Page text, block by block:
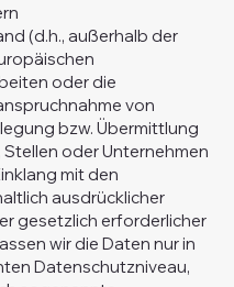
(d.h., außerhalb der
oder die
von
bzw. Übermittlung
oder Unternehmen
mit den
ausdrücklicher
gesetzlich erforderlicher
wir die Daten nur in
Datenschutzniveau,